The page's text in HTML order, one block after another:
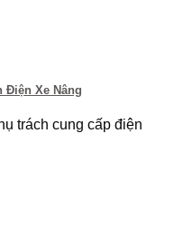
Điện Xe Nâng
trách cung cấp điện